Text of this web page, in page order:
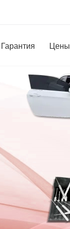
Гарантия Цены